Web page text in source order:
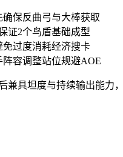
保反曲弓与大棒获取
证2个鸟盾基础成型
免过度消耗经济搜卡
阵容调整站位规避AOE
兼具坦度与持续输出能力